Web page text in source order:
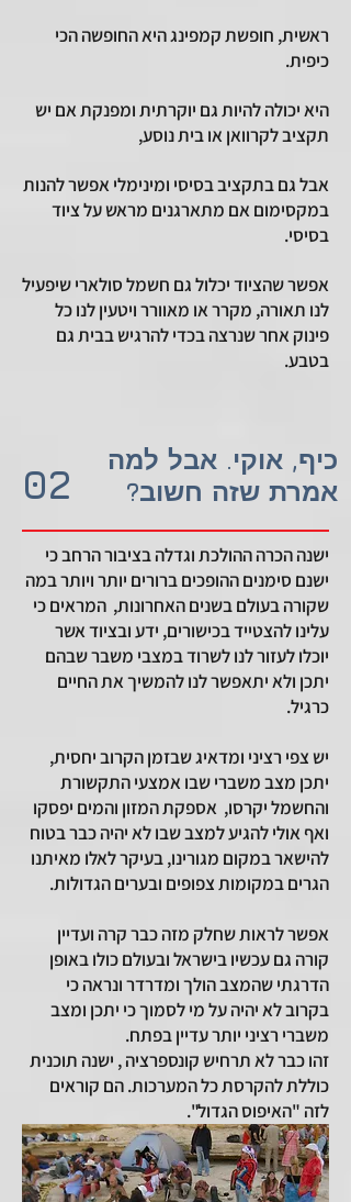
ראשית, חופשת קמפינג היא החופשה הכי
כיפית.
היא יכולה להיות גם יוקרתית ומפנקת אם יש
תקציב לקרוואן או בית נוסע,
אבלגם בתקציב בסיסי ומינימלי אפשר להנות
במקסימום אם מתארגנים מראש על ציוד
בסיסי.
אפשר שהציוד יכלול גם חשמל סולארי שיפעיל
לנו תאורה, מקרר או מאוורר ויטעין לנו כל
פינוק אחר שנרצה בכדי להרגיש בבית גם
בטבע.
כיף, אוקי. אבל למה
אמרת שזה חשוב?
02
ישנה הכרה ההולכת וגדלה בציבור הרחב כי
ישנם סימנים ההופכים ברורים יותר ויותר במה
שקורה בעולם בשנים האחרונות, המראים כי
עלינו להצטייד בכישורים, ידע ובציוד אשר
יוכלו לעזור לנו לשרוד במצבי משבר שבהם
יתכן ולא יתאפשר לנו להמשיך את החיים
כרגיל.
יש צפי רציני ומדאיג שבזמן הקרוב יחסית,
יתכן מצב משברי שבו אמצעי התקשורת
והחשמל יקרסו, אספקת המזון והמים יפסקו
ואף אולי להגיע למצב שבו לא יהיה כבר בטוח
להישאר במקום מגורינו, בעיקר לאלו מאיתנו
הגרים במקומות צפופים ובערים הגדולות.
אפשר לראות שחלק מזה כבר קרה ועדיין
קורה גם עכשיו בישראל ובעולם כולו באופן
הדרגתי שהמצב הולך ומדרדר ונראה כי
בקרוב לא יהיה על מי לסמוך כי יתכן ומצב
משברי רציני יותר עדיין בפתח.
זהו כבר לא תרחיש קונספרציה , ישנה תוכנית
כוללת להקרסת כל המערכות. הם קוראים
לזה "האיפוס הגדול".